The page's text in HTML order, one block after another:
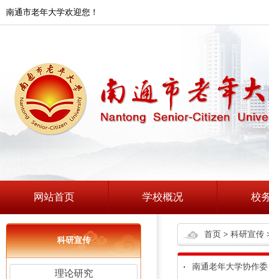
南通市老年大学欢迎您！
网站首页 学校概况 校
科研宣传
理论研究
首页 > 科研宣传
南通老年大学协作